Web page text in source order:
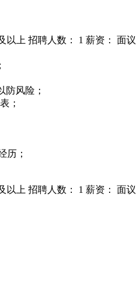
以上 招聘人数： 1 薪资： 面议
防风险；
；
历；
以上 招聘人数： 1 薪资： 面议